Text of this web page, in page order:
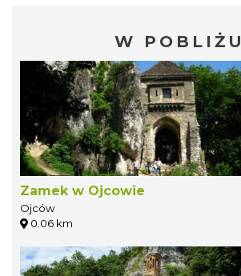
W POBLIŻU
Zamek w Ojcowie
Ojców
0.06 km